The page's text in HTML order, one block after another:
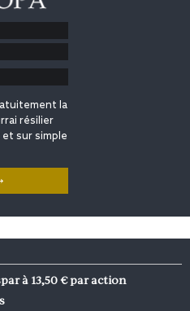
la
résilier
sur simple
à 13,50 € par action